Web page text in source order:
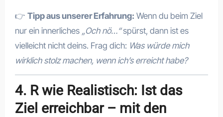
👉 Tipp aus unserer Erfahrung: Wenn du beim Ziel
nur ein innerliches „Och nö…“spürst, dann ist es
vielleicht nicht deins. Frag dich: Was würde mich
wirklich stolz machen, wenn ich’s erreicht habe?
4. R wie Realistisch: Ist das
Ziel erreichbar – mit den